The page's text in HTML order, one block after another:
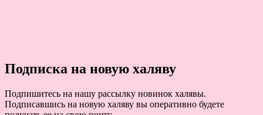
Подписка на новую халяву
Подпишитесь на нашу рассылку новинок халявы.
Подписавшись на новую халяву вы оперативно будете